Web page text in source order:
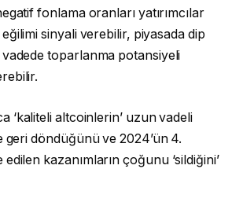
fonlama oranları yatırımcılar
sinyali verebilir, piyasada dip
vadede toparlanma potansiyeli
‘kaliteli altcoinlerin’ uzun vadeli
geri döndüğünü ve 2024’ün 4.
kazanımların çoğunu ‘sildiğini’